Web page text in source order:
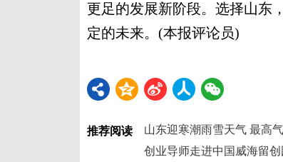
更足的发展新阶段。选择山东
定的未来。(本报评论员)
推荐阅读
山东迎寒潮雨雪天气 最高